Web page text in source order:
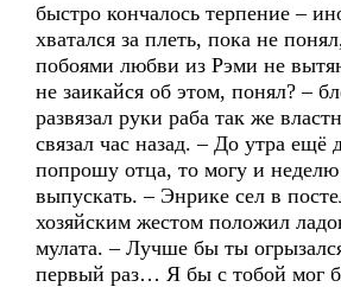
быстро кончалось терпение –
хватался за плеть, пока не
побоями любви из Рэми не
не заикайся об этом, понял? –
развязал руки раба так же
связал час назад. – До утра ещё
попрошу отца, то могу и неделю
выпускать. – Энрике сел в
хозяйским жестом положил
мулата. – Лучше бы ты
первый раз… Я бы с тобой мог